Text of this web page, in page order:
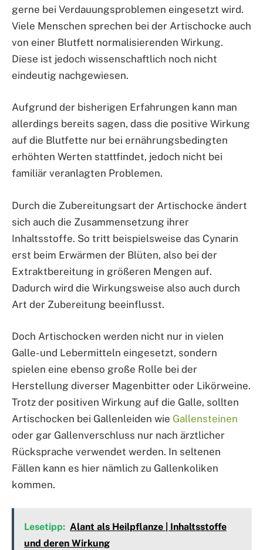
gerne bei Verdauungsproblemen eingesetzt wird.
Viele Menschen sprechen bei der Artischocke auch
von einer Blutfett normalisierenden Wirkung.
Diese ist jedoch wissenschaftlich noch nicht
eindeutig nachgewiesen.
Aufgrund der bisherigen Erfahrungen kann man
allerdings bereits sagen, dass die positive Wirkung
auf die Blutfette nur bei ernährungsbedingten
erhöhten Werten stattfindet, jedoch nicht bei
familiär veranlagten Problemen.
Durch die Zubereitungsart der Artischocke ändert
sich auch die Zusammensetzung ihrer
Inhaltsstoffe. So tritt beispielsweise das Cynarin
erst beim Erwärmen der Blüten, also bei der
Extraktbereitung in größeren Mengen auf.
Dadurch wird die Wirkungsweise also auch durch
Art der Zubereitung beeinflusst.
Doch Artischocken werden nicht nur in vielen
Galle- und Lebermitteln eingesetzt, sondern
spielen eine ebenso große Rolle bei der
Herstellung diverser Magenbitter oder Likörweine.
Trotz der positiven Wirkung auf die Galle, sollten
Artischocken bei Gallenleiden wie Gallensteinen
oder gar Gallenverschluss nur nach ärztlicher
Rücksprache verwendet werden. In seltenen
Fällen kann es hier nämlich zu Gallenkoliken
kommen.
Lesetipp: Alant als Heilpflanze | Inhaltsstoffe
und deren Wirkung